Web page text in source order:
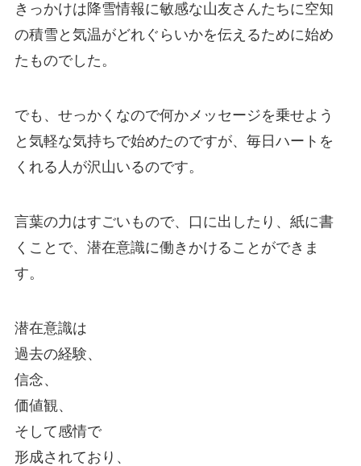
きっかけは降雪情報に敏感な山友さんたちに空知
の積雪と気温がどれぐらいかを伝えるために始め
たものでした。
でも、せっかくなので何かメッセージを乗せよう
と気軽な気持ちで始めたのですが、毎日ハートを
くれる人が沢山いるのです。
言葉の力はすごいもので、口に出したり、紙に書
くことで、潜在意識に働きかけることができま
す。
潜在意識は
過去の経験、
信念、
価値観、
そして感情で
形成されており、